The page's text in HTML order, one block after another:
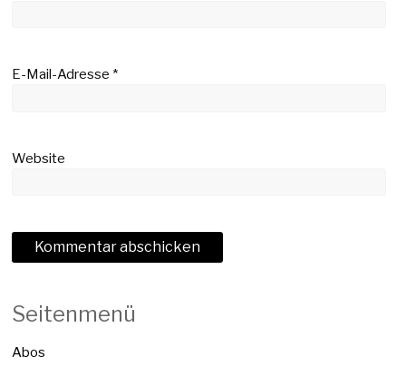
E-Mail-Adresse*
Website
Seitenmenü
Abos